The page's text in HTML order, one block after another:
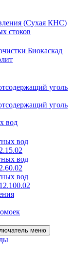
(Сухая КНС)
стоков
Биокаскад
уголь
уголь
вод
вод
вод
вод
меню